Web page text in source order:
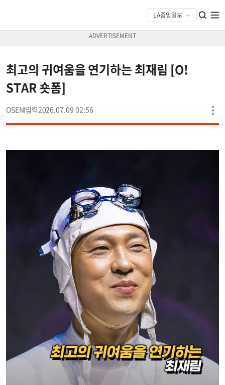
최고의 귀여움을 연기하는 최재림 [O!
STAR 숏폼]
OSEN 2026.07.09 02:56